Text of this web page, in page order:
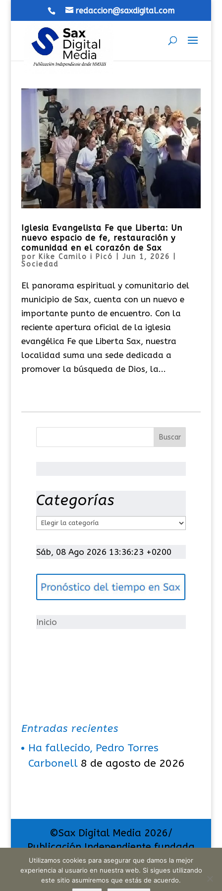
redaccion@saxdigital.com
Iglesia Evangelista Fe que Liberta: Un
nuevo espacio de fe, restauración y
comunidad en el corazón de Sax
por Kike Camilo i Picó Jun 1, 2026
Sociedad
El panorama espiritual y comunitario del
municipio de Sax, cuenta con un nuevo e
importante punto de encuentro. Con la
reciente apertura oficial de la iglesia
evangélica Fe que Liberta Sax, nuestra
localidad suma una sede dedicada a
promover la búsqueda de Dios, la...
Categorías
t
g
í
Sáb, 08 Ago 2026 13:36:23 +0200
Inicio
Entradas recientes
Ha fallecido, Pedro Torres
Carbonell 8 de agosto de 2026
©Sax Digital Media 2026/
Publicación Independiente fundada
en el año 2013. "La pasión por
comunicar exige muchos sacrificios,
pero también da muchas
Utilizamos cookies para asegurar que damos la mejor
experiencia al usuario en nuestra web. Si sigues utilizando
este sitio asumiremos que estás de acuerdo.